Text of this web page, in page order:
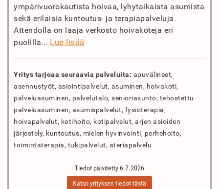
ympärivuorokautista hoivaa, lyhytaikaista asumista
sekä erilaisia kuntoutus- ja terapiapalveluja.
Attendolla on laaja verkosto hoivakoteja eri
puolilla... Lue lisää
Yritys tarjoaa seuraavia palveluita: apuvälineet,
asennustyöt, asiointipalvelut, asuminen, hoivakoti,
palveluasuminen, palvelutalo, senioriasunto, tehostettu
palveluasuminen, asumispalvelut, fysioterapia,
hoivapalvelut, kotihoito, kotipalvelut, arjen asioiden
järjestely, kuntoutus, mielen hyvinvointi, perhehoito,
toimintaterapia, tukipalvelut, ateriapalvelu
Tiedot päivitetty 6.7.2026
Katso yrityksen tiedot tästä